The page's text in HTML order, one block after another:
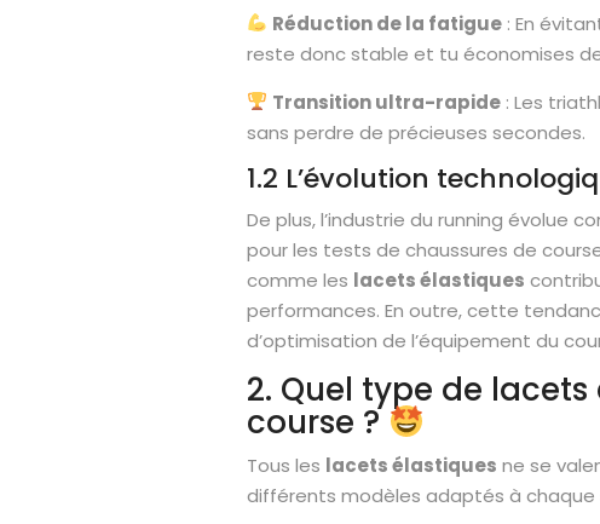
Réduction de la fatigue : En
reste donc stable et tu économises
Transition ultra-rapide : Les
sans perdre de précieuses secondes.
1.2 L’évolution
De plus, l’industrie du running évolue
pour les tests de chaussures de
comme les lacets élastiques
performances. En outre, cette
d’optimisation de l’équipement du
2. Quel type de
course ?
Tous les lacets élastiques ne se
différents modèles adaptés à